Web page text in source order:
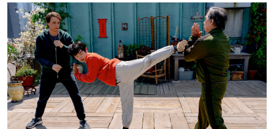
キ
ー・
チ
ェ
ン
『ベ
ス
ト・
キ
ッ
ド』
最